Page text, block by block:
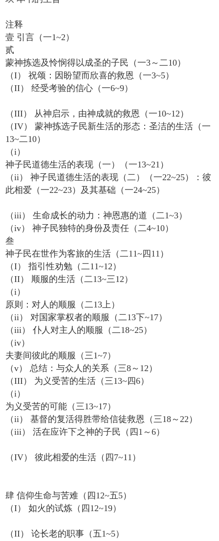
注释
壹 引言（一1~2）
贰
蒙神拣选及怜悯得以成圣的子民（一3～二10）
（I） 祝颂：因盼望而欣喜的救恩（一3~5）
（II） 经受考验的信心（一6~9）
（III） 从神启示，由神成就的救恩（一10~12）
（IV） 蒙神拣选子民新生活的形态：圣洁的生活（一
13~二10）
（i）
神子民道德生活的表现（一）（一13~21）
（ii） 神子民道德生活的表现（二）（一22~25）：彼
此相爱（一22~23）及其基础（一24~25）
（iii） 生命成长的动力：神恩惠的道（二1~3）
（iv） 神子民独特的身份及责任（二4~10）
叁
神子民在世作为客旅的生活（二11~四11）
（I） 指引性劝勉（二11~12）
（II） 顺服的生活（二13~三12）
（i）
原则：对人的顺服（二13上）
（ii） 对国家掌权者的顺服（二13下~17）
（iii） 仆人对主人的顺服（二18~25）
（iv）
夫妻间彼此的顺服（三1~7）
（v） 总结：与众人的关系（三8～12）
（III） 为义受苦的生活（三13~四6）
（i）
为义受苦的可能（三13~17）
（ii） 基督的复活得胜带给信徒救恩（三18～22）
（iii） 活在应许下之神的子民（四1～6）
（IV） 彼此相爱的生活（四7~11）
肆 信仰生命与苦难（四12~五5）
（I） 如火的试炼（四12~19）
（II） 论长老的职事（五1~5）